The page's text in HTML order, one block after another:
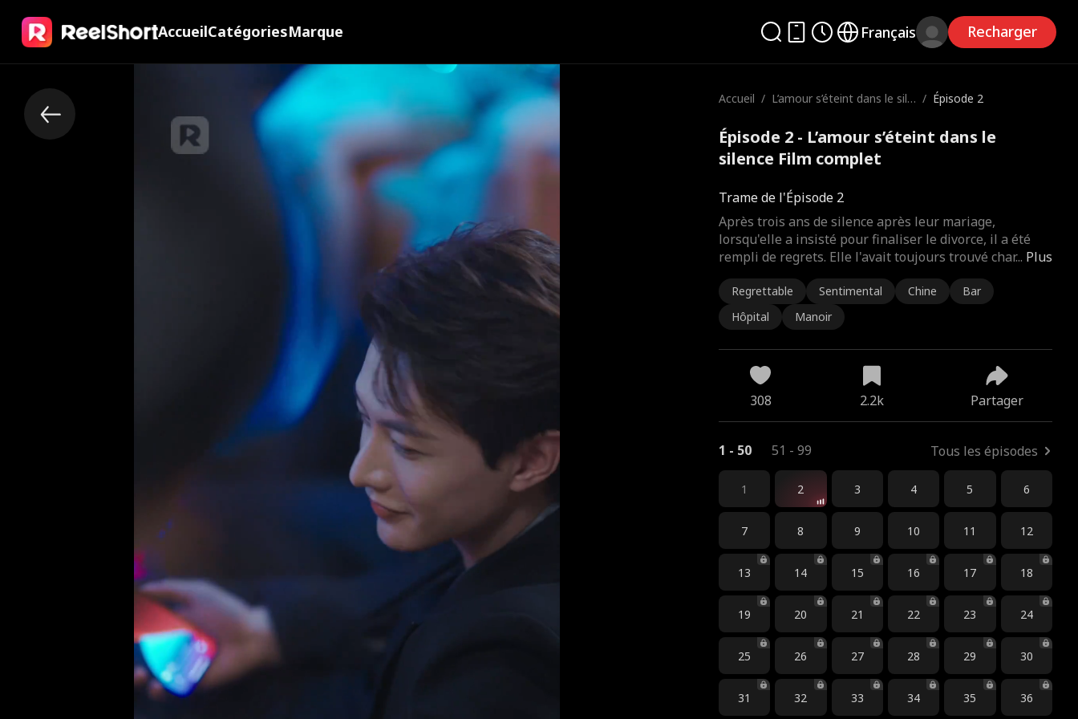
AccueilCatégoriesMarque Français Recharger
Accueil / L’amour s’éteint dans le sile
/ Épisode 2
Épisode 2 - L’amour s’éteint dans le
silence Film complet
Trame de l'Épisode 2
Plus
Après trois ans de silence après leur mariage,
lorsqu'elle a insisté pour finaliser le divorce, il a été
rempli de regrets. Elle l'avait toujours trouvé char...
Regrettable Sentimental Chine
Bar
Hôpital
Manoir
308 2.2k Partager
1 - 50 51 - 99 Tous les épisodes
1 2 3 4 5 6
7 8 9 10 11 12
13 14 15 16 17 18
19 20 21 22 23 24
25 26 27 28 29 30
31 32 33 34 35 36